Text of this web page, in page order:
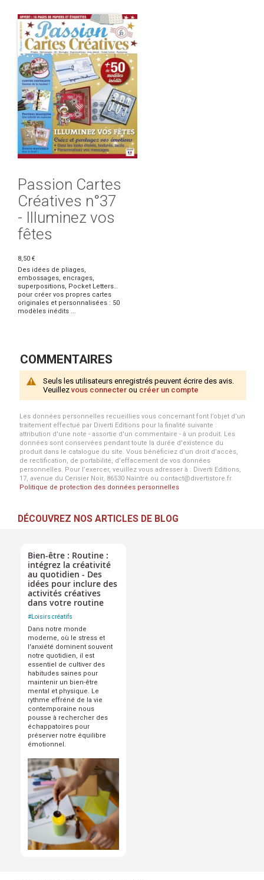
Passion Cartes
Créatives n°37
- Illuminez vos
fêtes
8,50 €
Des idées de pliages,
embossages, encrages,
superpositions, Pocket Letters…
pour créer vos propres cartes
originales et personnalisées : 50
modèles inédits ...
COMMENTAIRES
Seuls les utilisateurs enregistrés peuvent écrire des avis.
Veuillezvous connecter ou créer un compte
Les données personnelles recueillies vous concernant font l’objet d’un
traitement effectué par Diverti Editions pour la finalité suivante :
attribution d'une note - assortie d'un commentaire - à un produit. Les
données sont conservées pendant toute la durée d'existence du
produit dans le catalogue du site. Vous bénéficiez d’un droit d’accès,
de rectification, de portabilité, d’effacement de vos données
personnelles. Pour l’exercer, veuillez vous adresser à : Diverti Editions,
17, avenue du Cerisier Noir, 86530 Naintré ou contact@divertistore.fr.
Politique de protection des données personnelles
DÉCOUVREZ NOS ARTICLES DE BLOG
Bien-être : Routine :
intégrez la créativité
au quotidien - Des
idées pour inclure des
activités créatives
dans votre routine
# Loisirs créatifs
Dans notre monde
moderne, où le stress et
l'anxiété dominent souvent
notre quotidien, il est
essentiel de cultiver des
habitudes saines pour
maintenir un bien-être
mental et physique. Le
rythme effréné de la vie
contemporaine nous
pousse à rechercher des
échappatoires pour
préserver notre équilibre
émotionnel.